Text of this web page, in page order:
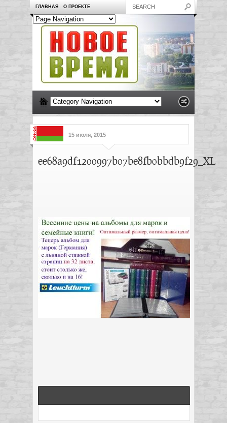
ГЛАВНАЯ О ПРОЕКТЕ
15 июля, 2015
ee68a9df1200997b07be8fb0bbdb9f29_XL